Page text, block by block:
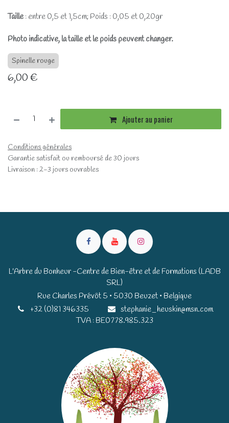
Taille : entre 0,5 et 1,5cm; Poids : 0,05 et 0,20gr
Photo indicative, la taille et le poids peuvent changer.
Spinelle rouge
6,00€
Ajouter au panier
Conditions générales
Garantie satisfait ou remboursé de 30 jours
Livraison : 2-3 jours ouvrables
L'Arbre du Bonheur -Centre de Bien-être et de Formations (LADB
SRL)
Rue Charles Prévôt 5 • 5030 Beuzet • Belgique​​
+32 (0)81 346335
stephanie_heuskin@msn.com
TVA : BE0778.985.323